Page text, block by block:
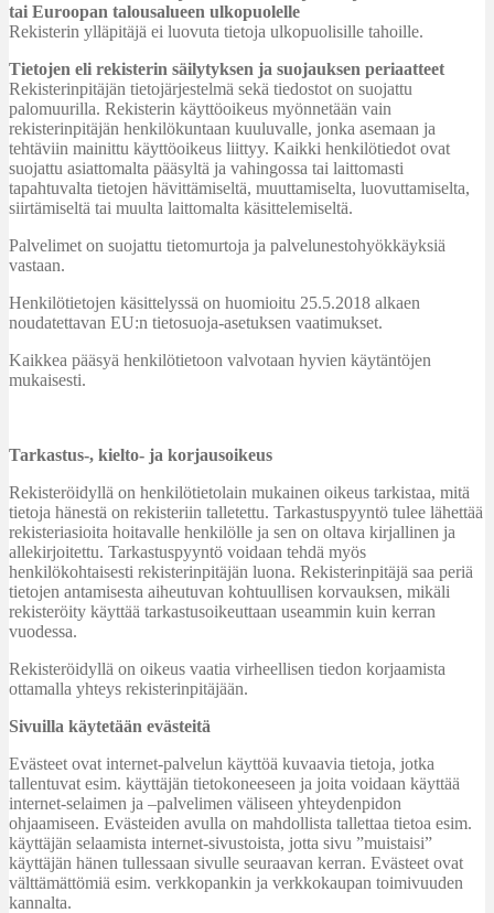
tai Euroopan talousalueen ulkopuolelle
Rekisterin ylläpitäjä ei luovuta tietoja ulkopuolisille tahoille.
Tietojen eli rekisterin säilytyksen ja suojauksen periaatteet
Rekisterinpitäjän tietojärjestelmä sekä tiedostot on suojattu
palomuurilla. Rekisterin käyttöoikeus myönnetään vain
rekisterinpitäjän henkilökuntaan kuuluvalle, jonka asemaan ja
tehtäviin mainittu käyttöoikeus liittyy. Kaikki henkilötiedot ovat
suojattu asiattomalta pääsyltä ja vahingossa tai laittomasti
tapahtuvalta tietojen hävittämiseltä, muuttamiselta, luovuttamiselta,
siirtämiseltä tai muulta laittomalta käsittelemiseltä.
Palvelimet on suojattu tietomurtoja ja palvelunestohyökkäyksiä
vastaan.
Henkilötietojen käsittelyssä on huomioitu 25.5.2018 alkaen
noudatettavan EU:n tietosuoja-asetuksen vaatimukset.
Kaikkea pääsyä henkilötietoon valvotaan hyvien käytäntöjen
mukaisesti.
Tarkastus-, kielto- ja korjausoikeus
Rekisteröidyllä on henkilötietolain mukainen oikeus tarkistaa, mitä
tietoja hänestä on rekisteriin talletettu. Tarkastuspyyntö tulee lähettää
rekisteriasioita hoitavalle henkilölle ja sen on oltava kirjallinen ja
allekirjoitettu. Tarkastuspyyntö voidaan tehdä myös
henkilökohtaisesti rekisterinpitäjän luona. Rekisterinpitäjä saa periä
tietojen antamisesta aiheutuvan kohtuullisen korvauksen, mikäli
rekisteröity käyttää tarkastusoikeuttaan useammin kuin kerran
vuodessa.
Rekisteröidyllä on oikeus vaatia virheellisen tiedon korjaamista
ottamalla yhteys rekisterinpitäjään.
Sivuilla käytetään evästeitä
Evästeet ovat internet-palvelun käyttöä kuvaavia tietoja, jotka
tallentuvat esim. käyttäjän tietokoneeseen ja joita voidaan käyttää
internet-selaimen ja –palvelimen väliseen yhteydenpidon
ohjaamiseen. Evästeiden avulla on mahdollista tallettaa tietoa esim.
käyttäjän selaamista internet-sivustoista, jotta sivu ”muistaisi”
käyttäjän hänen tullessaan sivulle seuraavan kerran. Evästeet ovat
välttämättömiä esim. verkkopankin ja verkkokaupan toimivuuden
kannalta.